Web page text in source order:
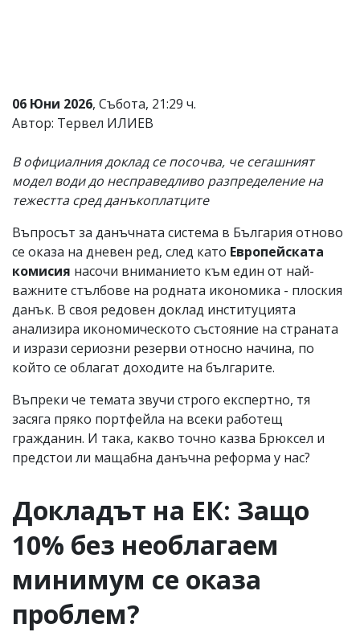
отговорност
за
откриете
обиден
за
вас
моля
сигнализирайте
ни!
06 Юни 2026, Събота, 21:29 ч.
Автор: Тервел ИЛИЕВ
В официалния доклад се посочва, че сегашният
модел води до несправедливо разпределение на
тежестта сред данъкоплатците
Въпросът за данъчната система в България отново
се оказа на дневен ред, след като Европейската
комисия насочи вниманието към един от най-
важните стълбове на родната икономика - плоския
данък. В своя редовен доклад институцията
анализира икономическото състояние на страната
и изрази сериозни резерви относно начина, по
който се облагат доходите на българите.
Въпреки че темата звучи строго експертно, тя
засяга пряко портфейла на всеки работещ
гражданин. И така, какво точно казва Брюксел и
предстои ли мащабна данъчна реформа у нас?
Докладът на ЕК: Защо
10% без необлагаем
минимум се оказа
проблем?